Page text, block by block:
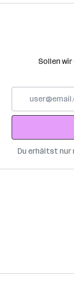
Sollen
Adresse
Du erhältst nur